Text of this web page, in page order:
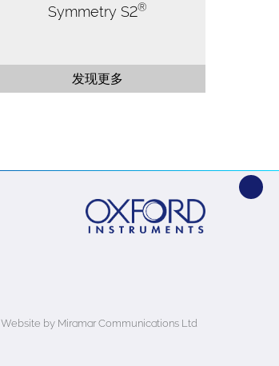
Symmetry S2®
发现更多
Website by Miramar Communications Ltd